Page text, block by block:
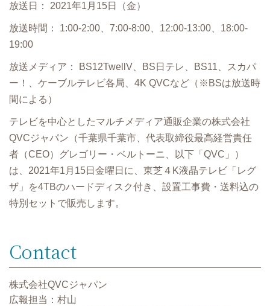
放送⽇： 2021年1⽉15⽇（金）
放送時間： 1:00-2:00、7:00-8:00、12:00-13:00、18:00-
19:00
放送メディア： BS12TwellV、BS日テレ、BS11、スカパ
ー！、ケーブルテレビ各局、4K QVCなど（※BSは放送時
間による）
テレビを中⼼としたマルチメディア通販企業の株式会社
QVCジャパン（千葉県千葉市、代表取締役最⾼経営責任
者（CEO）グレゴリー・ベルトーニ、以下「QVC」）
は、2021年1月15日金曜日に、東芝４K液晶テレビ「レグ
ザ」を4TBのハードディスク付き、設置工事費・送料込の
特別セットで販売します。
Contact
株式会社QVCジャパン
広報担当：村⼭